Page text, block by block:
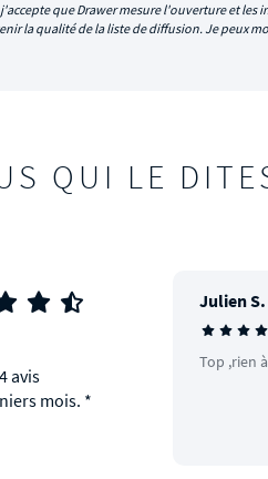
que Drawer mesure l'ouverture et
la qualité de la liste de diffusion. Je peux
QUI LE
avis
mois. *
Julien S.
Top ,rien